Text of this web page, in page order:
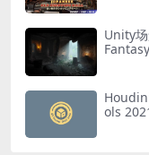
Unity
ols